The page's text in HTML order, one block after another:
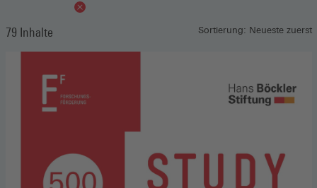
79 Inhalte Sortierung: Neueste zuerst